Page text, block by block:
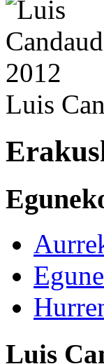
Luis
Luis